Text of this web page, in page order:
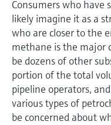
Device Viewer
Hitta produktspecifik
dokumentation
Sök efter reservdelar
Hitta reservdelar efter
eller serienummer
Handla allt
Microwave
measurement
Memosens technology
Handla allt
Consumers who have
likely imagine it as a
who are closer to the
methane is the major
be dozens of other
portion of the total
pipeline operators,
various types of
be concerned about